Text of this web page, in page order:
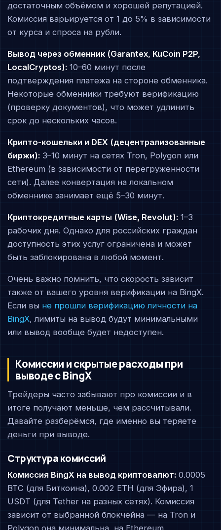
достаточным объёмом и хорошей репутацией.
Комиссия варьируется от 1 до 5% в зависимости
от курса и спроса на рубли.
Вывод через обменник (Garantex, KuCoin P2P,
LocalCryptos): 10–60 минут после
подтверждения платежа на стороне обменника.
Некоторые обменники требуют верификацию
(проверку документов), что может удлинить
срок до нескольких часов.
Крипто-кошельки и DEX (децентрализованные
биржи): 3–10 минут на сетях Tron, Polygon или
Ethereum (в зависимости от перегруженности
сети). Далее конвертация на локальном
обменнике занимает ещё 5–30 минут.
Криптокредитные карты (Wise, Revolut): 1–3
рабочих дня. Однако для российских граждан
доступность этих услуг ограничена и может
быть заблокирована в любой момент.
Очень важно помнить, что скорость зависит
также от вашего уровня верификации на BingX.
Если вы не прошли верификацию личности на
BingX, лимиты на вывод будут минимальными
или вывод вообще будет недоступен.
Комиссии и скрытые расходы при
выводе с BingX
Трейдеры часто забывают про комиссии и в
итоге получают меньше, чем рассчитывали.
Давайте разберёмся, где именно вы теряете
деньги при выводе.
Структура комиссий
Комиссия BingX на вывод криптовалют: 0.0005
BTC (для Биткоина), 0.002 ETH (для Эфира), 1
USDT (для Tether на разных сетях). Комиссия
зависит от выбранной блокчейна — на Tron и